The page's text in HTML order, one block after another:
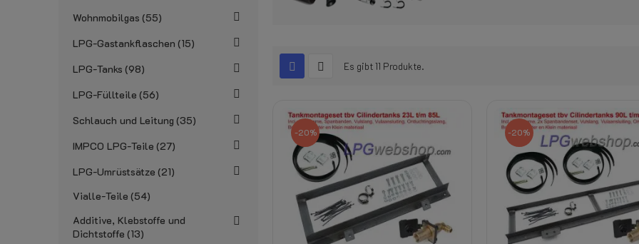
Wohnmobilgas 55
LPG-Gastankflaschen 15
LPG-Tanks 98
LPG-Füllteile 56
Schlauch und Leitung 35
IMPCO LPG-Teile 27
LPG-Umrüstsätze 21
Vialle-Teile 54
Additive, Klebstoffe und
Dichtstoffe 13
Es gibt 11 Produkte.
-20% -20%